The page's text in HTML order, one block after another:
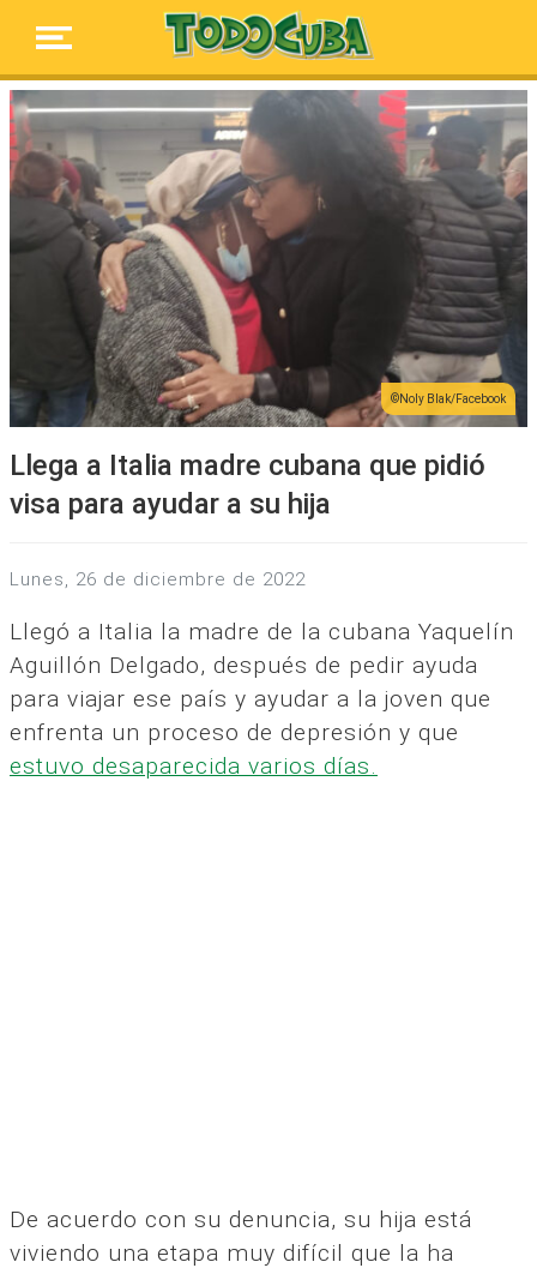
Noly Blak/Facebook
Llega a Italia madre cubana que pidió
visa para ayudar a su hija
lunes, 26 de diciembre de 2022
Llegó a Italia la madre de la cubana Yaquelín
Aguillón Delgado, después de pedir ayuda
para viajar ese país y ayudar a la joven que
enfrenta un proceso de depresión y que
estuvo desaparecida varios días.
De acuerdo con su denuncia, su hija está
viviendo una etapa muy difícil que la ha